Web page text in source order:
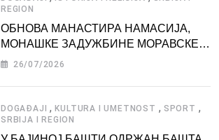
REGION
ОБНОВА МАНАСТИРА НАМАСИЈА,
МОНАШКЕ ЗАДУЖБИНЕ МОРАВСКЕ
СРБИЈЕ
26/07/2026
DOGAĐAJI ,KULTURA I UMETNOST , SPORT ,
SRBIJA I REGION